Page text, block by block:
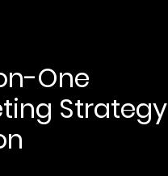
One
Strategy